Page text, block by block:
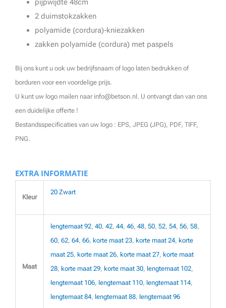
pijpwijdte 48cm
2 duimstokzakken
polyamide (cordura)-kniezakken
zakken polyamide (cordura) met paspels
Bij ons kunt u ook uw bedrijfsnaam of logo laten bedrukken of
borduren voor een voordelige prijs.
U kunt uw logo mailen naar info@betson.nl. U ontvangt dan van ons
een duidelijke offerte !
Bestandsspecificaties van uw logo : EPS, JPEG (JPG), PDF, TIFF,
PNG.
EXTRA INFORMATIE
Kleur
20 Zwart
Maat
lengtemaat 92, 40, 42, 44, 46, 48, 50, 52, 54, 56, 58,
60, 62, 64, 66, korte maat 23, korte maat 24, korte
maat 25, korte maat 26, korte maat 27, korte maat
28, korte maat 29, korte maat 30, lengtemaat 102,
lengtemaat 106, lengtemaat 110, lengtemaat 114,
lengtemaat 84, lengtemaat 88, lengtemaat 96